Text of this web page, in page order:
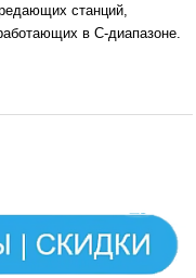
станций,
в С-диапазоне.